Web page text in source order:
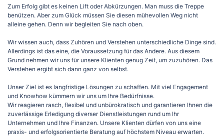
Zum Erfolg gibt es keinen Lift oder Abkürzungen. Man muss die Treppe
benützen. Aber zum Glück müssen Sie diesen mühevollen Weg nicht
alleine gehen. Denn wir begleiten Sie nach oben.
Wir wissen auch, dass Zuhören und Verstehen unterschiedliche Dinge sind.
Allerdings ist das eine, die Voraussetzung für das Andere. Aus diesem
Grund nehmen wir uns für unsere Klienten genug Zeit, um zuzuhören. Das
Verstehen ergibt sich dann ganz von selbst.
Unser Ziel ist es langfristige Lösungen zu schaffen. Mit viel Engagement
und Knowhow kümmern wir uns um Ihre Bedürfnisse.
Wir reagieren rasch, flexibel und unbürokratisch und garantieren Ihnen die
zuverlässige Erledigung diverser Dienstleistungen rund um Ihr
Unternehmen und Ihre Finanzen. Unsere Klienten dürfen von uns eine
praxis- und erfolgsorientierte Beratung auf höchstem Niveau erwarten.